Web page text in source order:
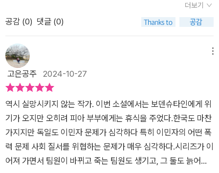
짐승에게 물린 상처가 가득한 이 남자의 신원을 조사한 결과, 불
법 자동차 경주에서 임신한 여성을 치어 죽이고 과실치사로 2년
2개월을 복역한 뒤 최근에 석방된 르네 지겔로 밝혀진다. 그런데
지겔이 예전에 차로 친 그 임신부의 남편이 경찰이 설명하기도 전
에 지겔의 사인을 알고 있다. 경찰이 그것을 수상히 여기는 가운
데, 과거에 미제사건으로 남은 몇 가지 사망과 실종 사건들 사이
에 일종의 패턴이 보이기 시작한다. 리시의 엄마 안네에게 한 여
자가 접근해 파바드가 갇혀 있는 곳을 안다며 안네가 원한다면 이
딸의 살인자를 직접 죽일 수 있게 해주겠다는 말을 남긴다. 사례
는 필요 없고 단지 정의를 위한 것이라면서……. 한편 프랑크푸르
트 지방 법원의 하벨카 판사는 어린 나이에 전과 기록이 많고 단
정치 못한 자세로 히죽거리는 피고들, 명백한 죄임에도 공판을 무
최근에 문제가 되고 있는 '사적제제' 에 대한 이야기로, 법을 존중
하기는 커녕 의뢰인의 승소를 위해 법망을 쉽게 빠져나가는 법조
인들, 법이 제대로 된 힘을 발휘하지 못해 정의 실현을 위해 스스
로 처벌자가 되기로 한 사적 제재 집단, 세계 곳곳에서 점점 쟁점
화되어가는 난민 등 스케일이 커진 작품이다. 그동안 넬레 노이하
우스 작품 중 스케일이 큰 작품이 아닐까 싶다. 2권이라는 분량이
강력한 몰입력은 역시 대단한 작품이다.🔖사적제재란, 법이 아닌
개인이나 사적 단체가 범죄자를 벌하는 것을 말한다. 얼마나 법이
피해자보다 가해자를 중시하길래, 가해자를 제대로 처벌하지 못
하는 것일까? 그래서 생겨난 것이 사적제재하는 집단들이 아닐
까 싶다. 최근에 읽었던 표창원 프로파일러의 <카스트라토>도
더보기
공감 (0) 댓글 (0)
고은공주 2024-10-27
역시 실망시키지 않는 작가. 이번 소설에서는 보덴슈타인에게 위
기가 오지만 오히려 피아 부부에게는 휴식을 주었다.한국도 마찬
가지지만 독일도 이민자 문제가 심각하다 특히 이민자의 어떤 폭
력 문제 사회 질서를 위협하는 문제가 매우 심각하다.시리즈가 이
어져 가면서 팀원이 바뀌고 죽는 팀원도 생기고, 그 둘도 늙어간